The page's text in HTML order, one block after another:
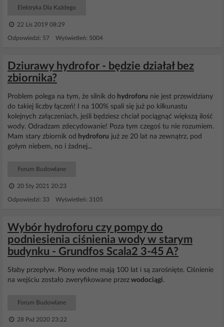
Elektryka Dla Każdego
22 Lis 2019 08:29
Odpowiedzi: 57 Wyświetleń: 5004
Dziurawy hydrofor - będzie działał bez
zbiornika?
Problem polega na tym, że silnik do hydroforu nie jest przewidziany
do takiej liczby łączeń! I na 100% spali się już po kilkunastu
kolejnych załączeniach, jeśli będziesz chciał pociągnąć większą ilość
wody. Odradzam zdecydowanie! Poza tym czegoś tu nie rozumiem.
Mam stary zbiornik od hydroforu już ze 20 lat na zewnątrz, pod
gołym niebem, no i żadnej...
Forum Budowlane
20 Sty 2021 20:23
Odpowiedzi: 33 Wyświetleń: 3105
Wybór hydroforu czy pompy do
podniesienia ciśnienia wody w starym
budynku - Grundfos Scala2 3-45 A?
Słaby przepływ. Piony wodne mają 100 lat i są zarośnięte. Ciśnienie
na wejściu zostało zweryfikowane przez wodociągi.
Forum Budowlane
28 Paź 2020 23:22